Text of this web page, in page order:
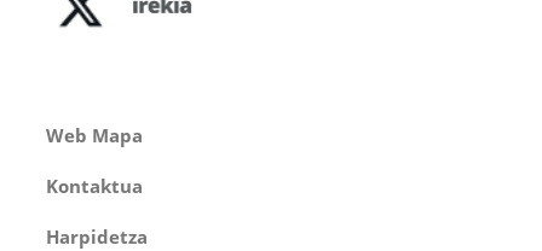
Web Mapa
Kontaktua
Harpidetza